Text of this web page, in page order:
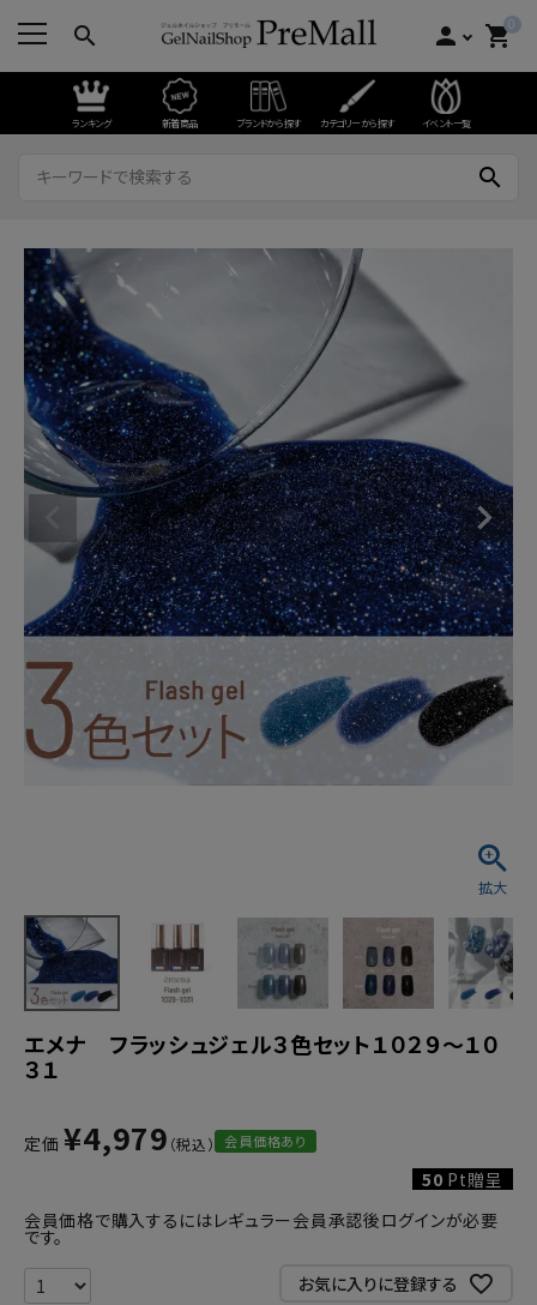
search person 0
shopping_cart
ランキング 新着商品 ブランドから探す カテゴリーから探す イベント一覧
search
エメナ フラッシュジェル３色セット１０２９～１０
３１
定価 ¥4,979 会員価格あり
50 Pt贈呈
会員価格で購入するにはレギュラー会員承認後ログインが必要
です。
お気に入りに登録する